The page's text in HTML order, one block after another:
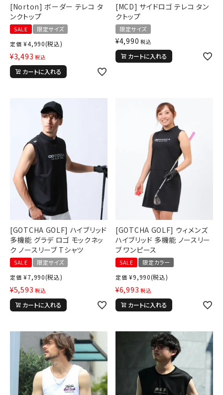
[Norton] ボーダー テレコ タ
ンクトップ
SALE
限定サイズ
定価 ¥4,990(税込)
¥3,493 税込
カートに入れる
[MCD] サイドロゴ テレコ タン
クトップ
限定サイズ
¥4,990 税込
カートに入れる
[GOTCHA GOLF] ハイブリッド
多機能 グラデ ロゴ モックネッ
ク ノースリーブ Tシャツ
SALE
限定サイズ
定価 ¥7,990(税込)
¥5,593 税込
カートに入れる
[GOTCHA GOLF] ウィメンズ
ハイブリッド 多機能 ノースリー
ブ ワンピース
SALE
限定カラー
定価 ¥9,990(税込)
¥6,993 税込
カートに入れる